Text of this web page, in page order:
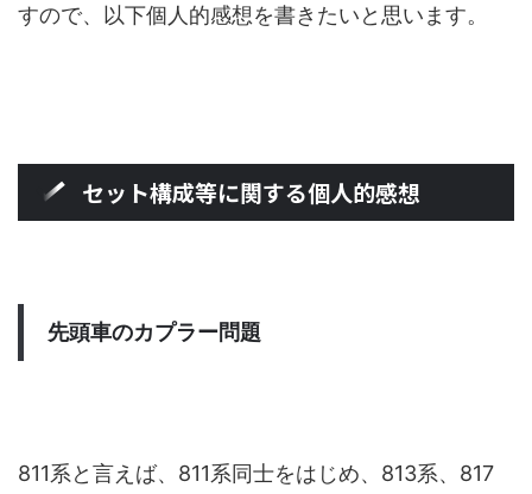
すので、以下個人的感想を書きたいと思います。
セット構成等に関する個人的感想
先頭車のカプラー問題
811系と言えば、811系同士をはじめ、813系、817